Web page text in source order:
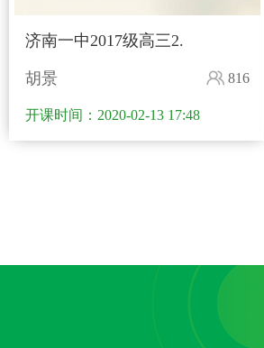
济南一中2017级高三2.
胡景 816
开课时间：2020-02-13 17:48